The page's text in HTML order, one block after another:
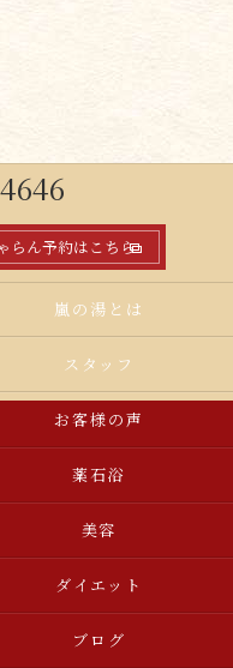
らん予約はこちら
嵐の湯とは
スタッフ
お客様の声
薬石浴
美容
ダイエット
ブログ